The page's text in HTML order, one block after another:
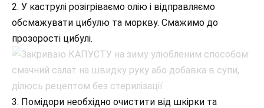
2. У каструлі розігріваємо олію і відправляємо
обсмажувати цибулю та моркву. Смажимо до
прозорості цибулі.
3. Помідори необхідно очистити від шкірки та